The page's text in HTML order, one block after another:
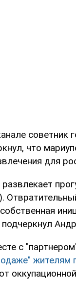
советник
что
для
с
жителям